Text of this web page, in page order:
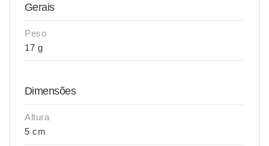
Gerais
Peso
17 g
Dimensões
Altura
5 cm